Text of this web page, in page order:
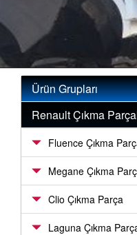
Ürün Grupları
Renault Çıkma
Fluence Çıkma
Megane Çıkma
Clio Çıkma Parça
Laguna Çıkma